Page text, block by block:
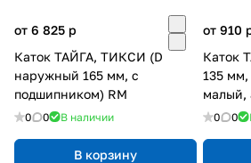
от 6 825 p
Каток ТАЙГА, ТИКСИ (D
наружный 165 мм, с
подшипником) RM
0 0 В наличии
В корзину
от 910
Каток
135
малый,
0 0